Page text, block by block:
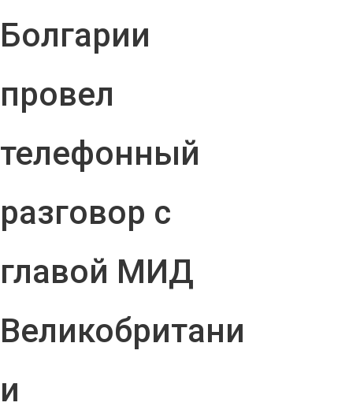
Болгарии
провел
телефонный
разговор с
главой МИД
Великобритани
и